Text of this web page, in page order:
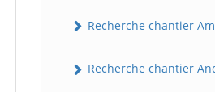
Recherche chantier
Recherche chantier